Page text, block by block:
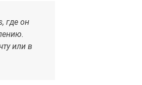
где он
или в